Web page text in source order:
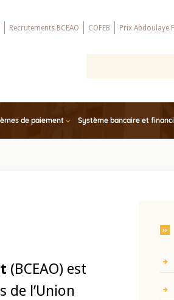
Recrutements BCEAO COFEB Prix Abdoulaye
de paiement Système bancaire et
(BCEAO) est
de l’Union